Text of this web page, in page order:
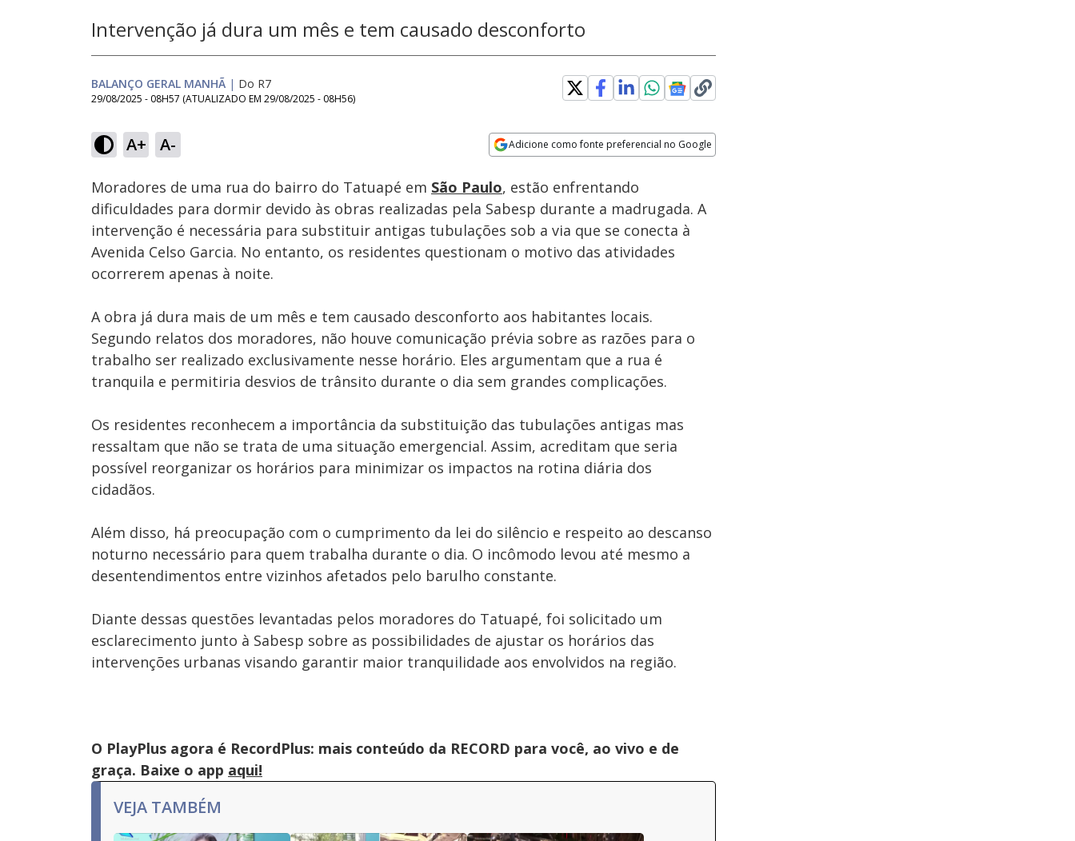
Intervenção já dura um mês e tem causado desconforto
BALANÇO GERAL MANHÃ | Do R7
29/08/2025 - 08H57 (ATUALIZADO EM 29/08/2025 - 08H56)
A+ A- Adicione como fonte preferencial no Google
Ativar
Som
20.84%
Velocidade
Moradores de uma rua do bairro do Tatuapé em São Paulo, estão enfrentando
dificuldades para dormir devido às obras realizadas pela Sabesp durante a madrugada. A
intervenção é necessária para substituir antigas tubulações sob a via que se conecta à
Avenida Celso Garcia. No entanto, os residentes questionam o motivo das atividades
ocorrerem apenas à noite.
A obra já dura mais de um mês e tem causado desconforto aos habitantes locais.
Segundo relatos dos moradores, não houve comunicação prévia sobre as razões para o
trabalho ser realizado exclusivamente nesse horário. Eles argumentam que a rua é
tranquila e permitiria desvios de trânsito durante o dia sem grandes complicações.
Os residentes reconhecem a importância da substituição das tubulações antigas mas
ressaltam que não se trata de uma situação emergencial. Assim, acreditam que seria
possível reorganizar os horários para minimizar os impactos na rotina diária dos
cidadãos.
Além disso, há preocupação com o cumprimento da lei do silêncio e respeito ao descanso
noturno necessário para quem trabalha durante o dia. O incômodo levou até mesmo a
desentendimentos entre vizinhos afetados pelo barulho constante.
Diante dessas questões levantadas pelos moradores do Tatuapé, foi solicitado um
esclarecimento junto à Sabesp sobre as possibilidades de ajustar os horários das
intervenções urbanas visando garantir maior tranquilidade aos envolvidos na região.
O PlayPlus agora é RecordPlus: mais conteúdo da RECORD para você, ao vivo e de
graça. Baixe o app aqui!
VEJA TAMBÉM